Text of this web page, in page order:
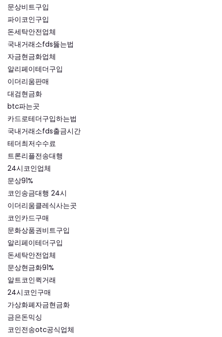
문상비트구입
파이코인구입
돈세탁안전업체
국내거래소fds뚫는법
자금현금화업체
알리페이테더구입
이더리움판매
대검현금화
btc파는곳
카드로테더구입하는법
국내거래소fds출금시간
테더최저수수료
트론리플전송대행
24시코인업체
문상91%
코인송금대행 24시
이더리움클레식사는곳
코인카드구매
문화상품권비트구입
알리페이테더구입
돈세탁안전업체
문상현금화91%
알트코인퀵거래
24시코인구매
가상화폐자금현금화
금은돈믹싱
코인전송otc공식업체